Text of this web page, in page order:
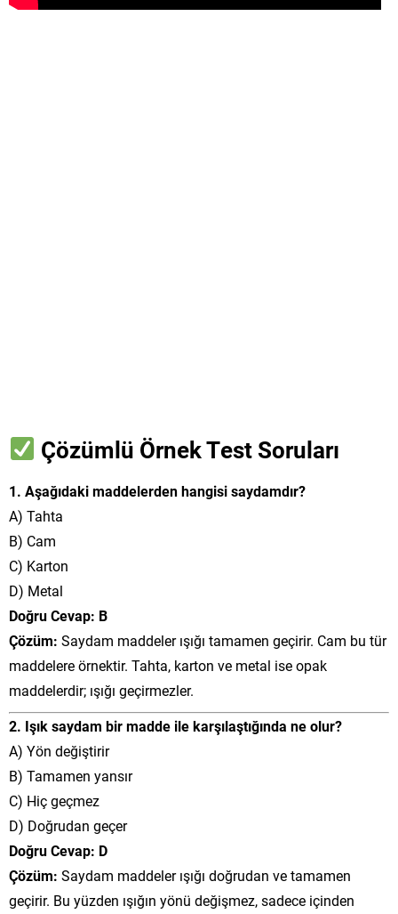
Çözümlü Örnek Test Soruları
1. Aşağıdaki maddelerden hangisi saydamdır?
A) Tahta
B) Cam
C) Karton
D) Metal
Doğru Cevap: B
Çözüm: Saydam maddeler ışığı tamamen geçirir. Cam bu tür
maddelere örnektir. Tahta, karton ve metal ise opak
maddelerdir; ışığı geçirmezler.
2. Işık saydam bir madde ile karşılaştığında ne olur?
A) Yön değiştirir
B) Tamamen yansır
C) Hiç geçmez
D) Doğrudan geçer
Doğru Cevap: D
Çözüm: Saydam maddeler ışığı doğrudan ve tamamen
geçirir. Bu yüzden ışığın yönü değişmez, sadece içinden